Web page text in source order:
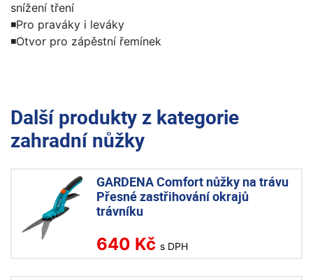
snížení tření
◾Pro praváky i leváky
◾Otvor pro zápěstní řemínek
Další produkty z kategorie
zahradní nůžky
GARDENA Comfort nůžky na trávu
Přesné zastřihování okrajů
trávníku
640 Kč s DPH